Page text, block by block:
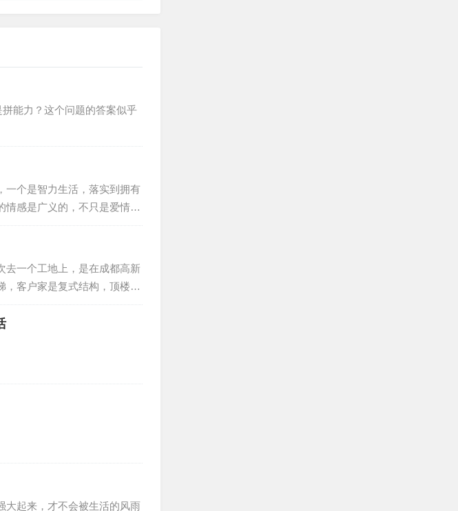
能力？这个问题的答案似乎
一个是智力生活，落实到拥有
情感是广义的，不只是爱情、
去一个工地上，是在成都高新
，客户家是复式结构，顶楼带
大起来，才不会被生活的风雨